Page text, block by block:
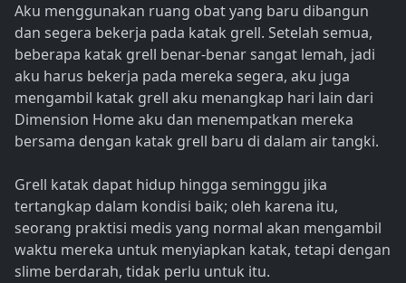
Aku menggunakan ruang obat yang baru dibangun
dan segera bekerja pada katak grell. Setelah semua,
beberapa katak grell benar-benar sangat lemah, jadi
aku harus bekerja pada mereka segera, aku juga
mengambil katak grell aku menangkap hari lain dari
Dimension Home aku dan menempatkan mereka
bersama dengan katak grell baru di dalam air tangki.
Grell katak dapat hidup hingga seminggu jika
tertangkap dalam kondisi baik; oleh karena itu,
seorang praktisi medis yang normal akan mengambil
waktu mereka untuk menyiapkan katak, tetapi dengan
slime berdarah, tidak perlu untuk itu.